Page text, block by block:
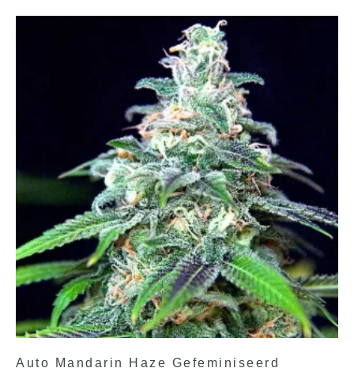
Auto Mandarin Haze Gefeminiseerd